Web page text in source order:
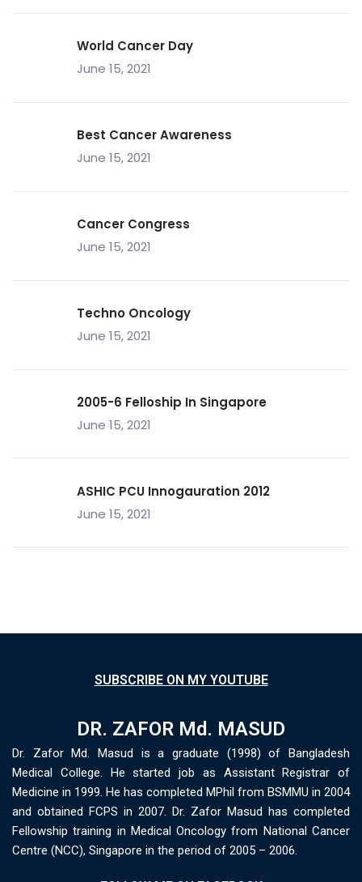
World Cancer Day
June 15, 2021
Best Cancer Awareness
June 15, 2021
Cancer Congress
June 15, 2021
Techno Oncology
June 15, 2021
2005-6 Felloship In Singapore
June 15, 2021
ASHIC PCU Innogauration 2012
June 15, 2021
SUBSCRIBE ON MY YOUTUBE
DR. ZAFOR Md. MASUD
Dr. Zafor Md. Masud is a graduate (1998) of Bangladesh
Medical College. He started job as Assistant Registrar of
Medicine in 1999. He has completed MPhil from BSMMU in 2004
and obtained FCPS in 2007. Dr. Zafor Masud has completed
Fellowship training in Medical Oncology from National Cancer
Centre (NCC), Singapore in the period of 2005 – 2006.